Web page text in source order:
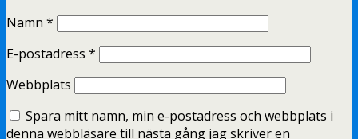
Namn *
E-postadress *
Webbplats
Spara mitt namn, min e-postadress och webbplats i
denna webbläsare till nästa gång jag skriver en